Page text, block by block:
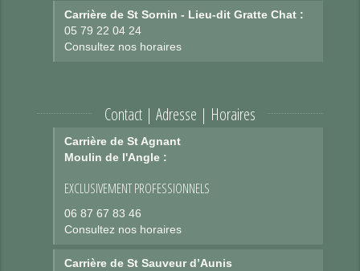
Carrière de St Sornin - Lieu-dit Gratte Chat :
05 79 22 04 24
Consultez nos horaires
Contact | Adresse | Horaires
Carrière de St Agnant
Moulin de l'Angle :
EXCLUSIVEMENT PROFESSIONNELS
06 87 67 83 46
Consultez nos horaires
Carrière de St Sauveur d’Aunis